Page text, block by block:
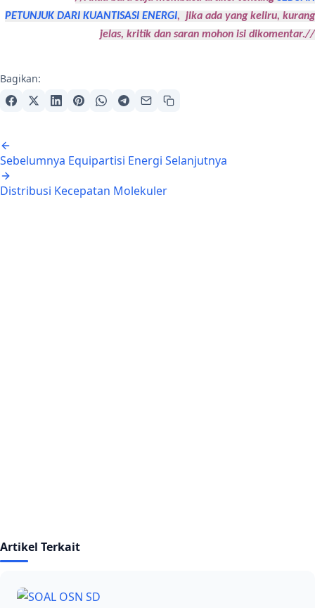
PETUNJUK DARI KUANTISASI ENERGI, jika ada yang keliru, kurang
jelas, kritik dan saran mohon isi dikomentar.//
Bagikan:
Navigasi artikel
Sebelumnya Equipartisi Energi Selanjutnya
Distribusi Kecepatan Molekuler
Artikel Terkait